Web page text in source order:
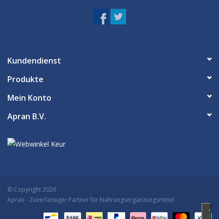
Kundendienst
Produkte
Mein Konto
Apran B.V.
© Copyright 2026
Apran - Zuverlässiger Partner für Nahrungsergänzungsmittel